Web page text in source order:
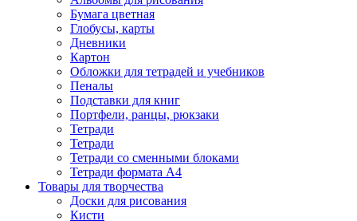
Бумага цветная
Глобусы, карты
Дневники
Картон
Обложки для тетрадей и учебников
Пеналы
Подставки для книг
Портфели, ранцы, рюкзаки
Тетради
Тетради
Тетради со сменными блоками
Тетради формата А4
Товары для творчества
Доски для рисования
Кисти